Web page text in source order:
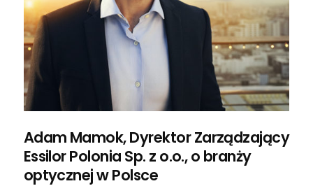
Adam Mamok, Dyrektor Zarządzający
Essilor Polonia Sp. z o.o., o branży
optycznej w Polsce